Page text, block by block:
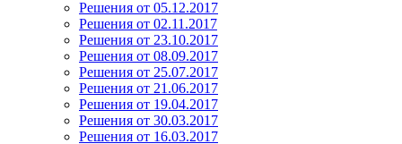
Решения от 05.12.2017
Решения от 02.11.2017
Решения от 23.10.2017
Решения от 08.09.2017
Решения от 25.07.2017
Решения от 21.06.2017
Решения от 19.04.2017
Решения от 30.03.2017
Решения от 16.03.2017